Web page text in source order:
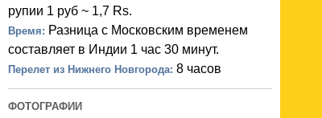
рупии 1 руб ~ 1,7 Rs.
Время: Разница с Московским временем
составляет в Индии 1 час 30 минут.
Перелет из Нижнего Новгорода: 8 часов
ФОТОГРАФИИ